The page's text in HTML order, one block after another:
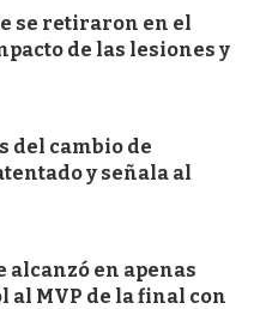
se retiraron en el
de las lesiones y
del cambio de
y señala al
alcanzó en apenas
al MVP de la final con